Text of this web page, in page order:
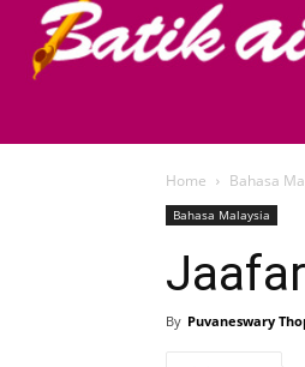
Home Bahasa
Bahasa Malaysia
By Puvaneswary